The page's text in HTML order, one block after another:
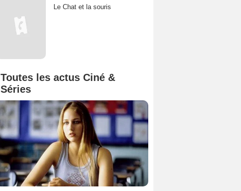
Le Chat et la souris
Toutes les actus Ciné &
Séries